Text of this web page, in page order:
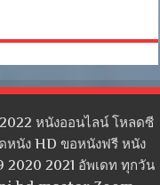
หนังออนไลน์ โหลดซี
นัง HD ขอหนังฟรี หนัง
2020 2021 อัพเดท ทุกวัน